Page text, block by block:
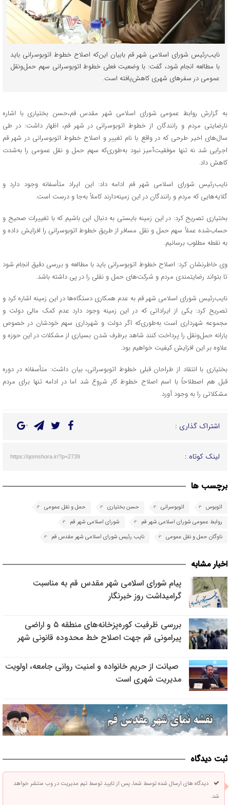
نایب‌رئیس شورای اسلامی شهر قم بابیان این‌که اصلاح خطوط اتوبوسرانی باید
با مطالعه انجام شود، گفت: با وضعیت فعلی خطوط اتوبوسرانی سهم حمل‌ونقل
عمومی در سفرهای شهری کاهش‌یافته است.
به گزارش روابط عمومی شورای اسلامی شهر مقدس قم،حسن بختیاری با اشاره
نارضایتی مردم و رانندگان از خطوط اتوبوسرانی در شهر قم، اظهار داشت: در طی
سال‌های اخیر طرحی که در واقع با نام تغییر و اصلاح خطوط اتوبوسرانی در شهر قم
اجرایی شد نه‌ تنها موفقیت‌آمیز نبود به‌طوری‌که سهم حمل‌ و نقل عمومی را به‌شدت
کاهش داد.
نایب‌رئیس شورای اسلامی شهر قم ادامه داد: این ایراد متأسفانه وجود دارد و
گلایه‌هایی که مردم و رانندگان در این زمینه‌دارند کاملاً به‌جا و درست است.
بختیاری تصریح کرد: در این زمینه بایستی به دنبال این باشیم که با تغییرات صحیح و
حساب‌شده عملاً سهم حمل‌ و نقل مسافر از طریق خطوط اتوبوسرانی را افزایش داده و
به نقطه مطلوب برسانیم.
وی خاطرنشان کرد: اصلاح خطوط اتوبوسرانی باید با مطالعه و بررسی دقیق انجام شود
تا بتواند رضایتمندی مردم و شرکت‌های حمل‌ و نقلی را در پی داشته باشد.
نایب‌رئیس شورای اسلامی شهر قم به عدم همکاری دستگاه‌ها در این زمینه اشاره کرد و
تصریح کرد: یکی از ایراداتی که در این زمینه وجود دارد عدم کمک مالی دولت و
مجموعه شهرداری است به‌طوری‌که اگر دولت و شهرداری سهم خودشان در خصوص
یارانه حمل‌ونقل را پرداخت کنند شاهد برطرف شدن بسیاری از مشکلات در این حوزه و
علاوه بر این افزایش کیفیت خواهیم بود.
بختیاری با انتقاد از طراحان قبلی خطوط اتوبوسرانی، بیان داشت: متأسفانه در دوره
قبل هم اصطلاحاً با اسم اصلاح خطوط کار شروع شد اما در ادامه تنها برای مردم
مشکلاتی را به وجود آورد.
اشتراک گذاری :
لینک کوتاه : https://qomshora.ir/?p=2739
برچسب ها
اتوبوس اتوبوسرانی حسن بختیاری
حمل و نقل عمومی
روابط عمومی شورای اسلامی شهر قم
شورای اسلامی شهر قم
ناوگان حمل و نقل عمومی
نایب رئیس شورای اسلامی شهر مقدس قم
اخبار مشابه
پیام شورای اسلامی شهر مقدس قم به مناسبت
گرامیداشت روز خبرنگار
بررسی ظرفیت کوره‌پزخانه‌های منطقه ۵ و اراضی
پیرامونی قم جهت اصلاح خط محدوده قانونی شهر
صیانت از حریم خانواده و امنیت روانی جامعه، اولویت
مدیریت شهری است
ثبت دیدگاه
دیدگاه های ارسال شده توسط شما، پس از تایید توسط تیم مدیریت در وب منتشر خواهد
شد.